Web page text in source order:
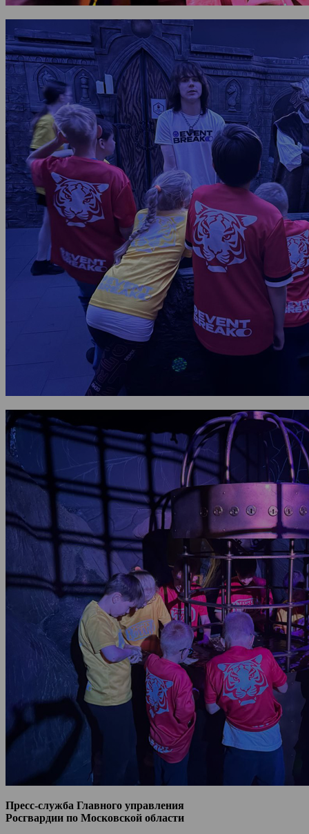
Пресс-служба Главного управления
Росгвардии по Московской области